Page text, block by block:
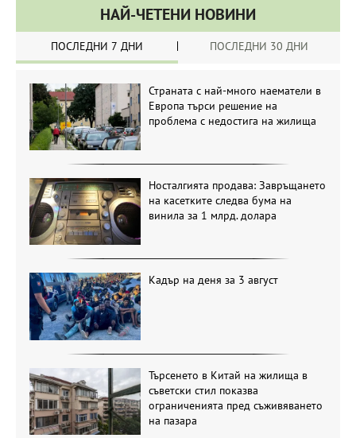
НАЙ-ЧЕТЕНИ НОВИНИ
ПОСЛЕДНИ 7 ДНИ ПОСЛЕДНИ 30 ДНИ
Страната с най-много наематели в
Европа търси решение на
проблема с недостига на жилища
Носталгията продава: Завръщането
на касетките следва бума на
винила за 1 млрд. долара
Кадър на деня за 3 август
Търсенето в Китай на жилища в
съветски стил показва
ограниченията пред съживяването
на пазара